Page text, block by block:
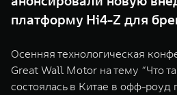
платформу Hi4-Z для
Осенняя технологическая
Great Wall Motor на тему “Что
состоялась в Китае в офф-роуд